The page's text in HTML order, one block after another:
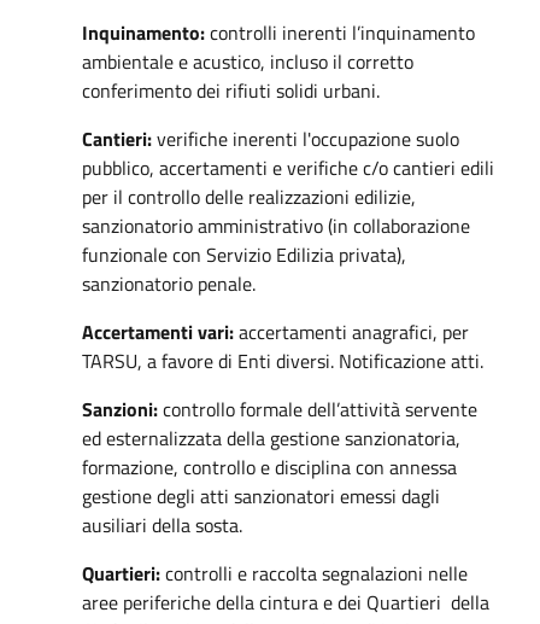
Inquinamento:controlli inerenti l’inquinamento
ambientale e acustico, incluso il corretto
conferimento dei rifiuti solidi urbani.
Cantieri:verifiche inerenti l'occupazione suolo
pubblico, accertamenti e verifiche c/o cantieri edili
per il controllo delle realizzazioni edilizie,
sanzionatorio amministrativo (in collaborazione
funzionale con Servizio Edilizia privata),
sanzionatorio penale.
Accertamenti vari:accertamenti anagrafici, per
TARSU, a favore di Enti diversi. Notificazione atti.
Sanzioni:controllo formale dell’attività servente
ed esternalizzata della gestione sanzionatoria,
formazione, controllo e disciplina con annessa
gestione degli atti sanzionatori emessi dagli
ausiliari della sosta.
Quartieri:controlli e raccolta segnalazioni nelle
aree periferiche della cintura e dei Quartieri della